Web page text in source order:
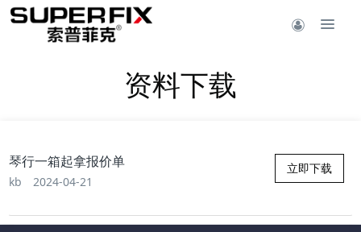
资料下载
立即下载
琴行一箱起拿报价单
kb 2024-04-21